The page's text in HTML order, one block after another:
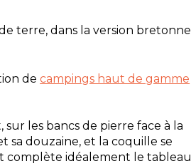
terre, dans la version bretonne
decampings haut de gamme
les bancs de pierre face à la
sa douzaine, et la coquille se
complète idéalement le tableau